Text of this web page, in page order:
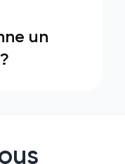
un